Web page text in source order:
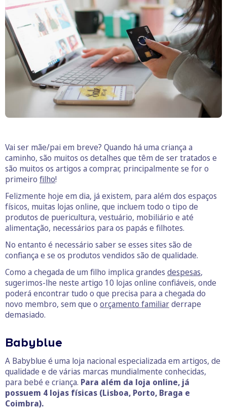
Vai ser mãe/pai em breve? Quando há uma criança a
caminho, são muitos os detalhes que têm de ser tratados e
são muitos os artigos a comprar, principalmente se for o
primeiro filho!
Felizmente hoje em dia, já existem, para além dos espaços
físicos, muitas lojas online, que incluem todo o tipo de
produtos de puericultura, vestuário, mobiliário e até
alimentação, necessários para os papás e filhotes.
No entanto é necessário saber se esses sites são de
confiança e se os produtos vendidos são de qualidade.
Como a chegada de um filho implica grandes despesas,
sugerimos-lhe neste artigo 10 lojas online confiáveis, onde
poderá encontrar tudo o que precisa para a chegada do
novo membro, sem que o orçamento familiarderrape
demasiado.
Babyblue
A Babyblue é uma loja nacional especializada em artigos, de
qualidade e de várias marcas mundialmente conhecidas,
para bebé e criança. Para além da loja online, já
possuem 4 lojas físicas (Lisboa, Porto, Braga e
Coimbra).